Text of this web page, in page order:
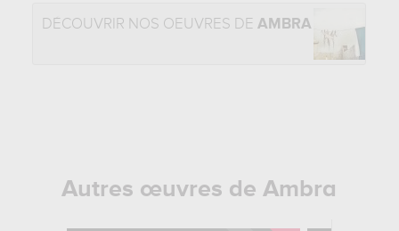
DÉCOUVRIR NOS OEUVRES DEAMBRA
Autres œuvres de Ambra